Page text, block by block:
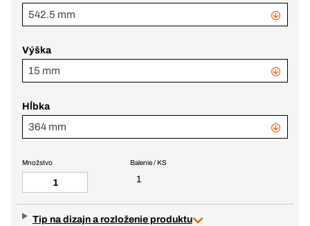
542.5 mm
Výška
15 mm
Hĺbka
364 mm
Balenie / KS
1
Množstvo
Tip na dizajn a rozloženie produktu